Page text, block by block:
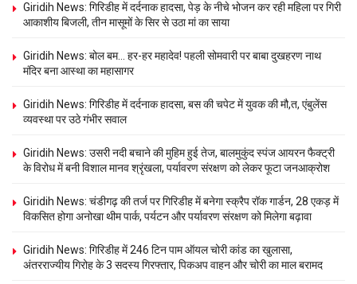
Giridih News: गिरिडीह में दर्दनाक हादसा, पेड़ के नीचे भोजन कर रही महिला पर गिरी
आकाशीय बिजली, तीन मासूमों के सिर से उठा मां का साया
Giridih News: बोल बम… हर-हर महादेव! पहली सोमवारी पर बाबा दुखहरण नाथ
मंदिर बना आस्था का महासागर
Giridih News: गिरिडीह में दर्दनाक हादसा, बस की चपेट में युवक की मौ,त, एंबुलेंस
व्यवस्था पर उठे गंभीर सवाल
Giridih News: उसरी नदी बचाने की मुहिम हुई तेज, बालमुकुंद स्पंज आयरन फैक्ट्री
के विरोध में बनी विशाल मानव श्रृंखला, पर्यावरण संरक्षण को लेकर फूटा जनआक्रोश
Giridih News: चंडीगढ़ की तर्ज पर गिरिडीह में बनेगा स्क्रैप रॉक गार्डन, 28 एकड़ में
विकसित होगा अनोखा थीम पार्क, पर्यटन और पर्यावरण संरक्षण को मिलेगा बढ़ावा
Giridih News: गिरिडीह में 246 टिन पाम ऑयल चोरी कांड का खुलासा,
अंतरराज्यीय गिरोह के 3 सदस्य गिरफ्तार, पिकअप वाहन और चोरी का माल बरामद